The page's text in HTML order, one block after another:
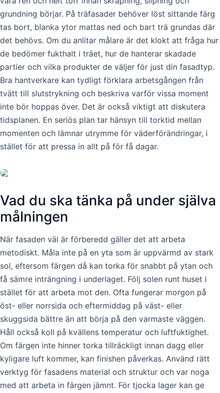
grundning börjar. På träfasader behöver löst sittande färg
tas bort, blanka ytor mattas ned och bart trä grundas där
det behövs. Om du anlitar målare är det klokt att fråga hur
de bedömer fukthalt i träet, hur de hanterar skadade
partier och vilka produkter de väljer för just din fasadtyp.
Bra hantverkare kan tydligt förklara arbetsgången från
tvätt till slutstrykning och beskriva varför vissa moment
inte bör hoppas över. Det är också viktigt att diskutera
tidsplanen. En seriös plan tar hänsyn till torktid mellan
momenten och lämnar utrymme för väderförändringar, i
stället för att pressa in allt på för få dagar.
Vad du ska tänka på under själva
målningen
När fasaden väl är förberedd gäller det att arbeta
metodiskt. Måla inte på en yta som är uppvärmd av stark
sol, eftersom färgen då kan torka för snabbt på ytan och
få sämre inträngning i underlaget. Följ solen runt huset i
stället för att arbeta mot den. Ofta fungerar morgon på
öst- eller norrsida och eftermiddag på väst- eller
skuggsida bättre än att börja på den varmaste väggen.
Håll också koll på kvällens temperatur och luftfuktighet.
Om färgen inte hinner torka tillräckligt innan dagg eller
kyligare luft kommer, kan finishen påverkas. Använd rätt
verktyg för fasadens material och struktur och var noga
med att arbeta in färgen jämnt. För tjocka lager kan ge